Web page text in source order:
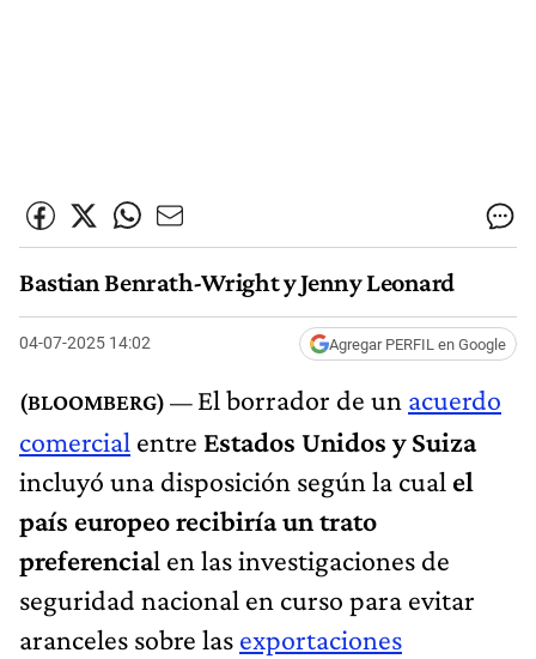
Bastian Benrath-Wright y Jenny Leonard
04-07-2025 14:02 Agregar PERFIL en Google
El borrador de un acuerdo
comercial entre Estados Unidos y Suiza
incluyó una disposición según la cual el
país europeo recibiría un trato
preferencial en las investigaciones de
seguridad nacional en curso para evitar
aranceles sobre las exportaciones